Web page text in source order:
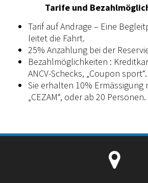
Tarife und
Tarif auf Andrage – Eine
leitet die Fahrt.
25% Anzahlung bei der
Bezahlmöglichkeiten :
ANCV-Schecks, „Coupon sport“.
Sie erhalten 10% Ermässigung
„CEZAM“, oder ab 20 Personen.